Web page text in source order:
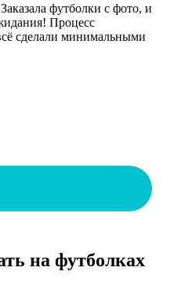
футболки с фото, и
Процесс
сделали минимальными
на футболках